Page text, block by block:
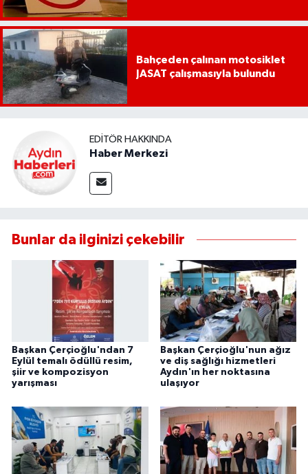
Bahçeden çalınan motosiklet
JASAT çalışmasıyla bulundu
EDITÖR HAKKINDA
Haber Merkezi
Bunlar da ilginizi çekebilir
Başkan Çerçioğlu'ndan 7
Eylül temalı ödüllü resim,
şiir ve kompozisyon
yarışması
Başkan Çerçioğlu'nun ağız
ve diş sağlığı hizmetleri
Aydın'ın her noktasına
ulaşıyor